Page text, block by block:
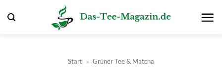
Inhalt
Start » Grüner Tee & Matcha